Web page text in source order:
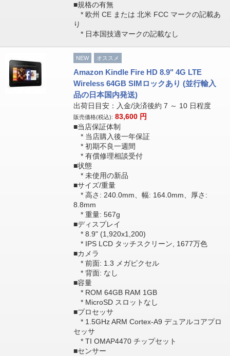
■規格の有無
* 欧州 CE または 北米 FCC マークの記載あ
り
* 日本国技適マークの記載なし
NEW オススメ
Amazon Kindle Fire HD 8.9" 4G LTE
Wireless 64GB SIMロックあり (並行輸入
品の日本国内発送)
出荷日目安：入金/決済後約 7 ～ 10 日程度
販売価格(税込): 83,600 円
■当店保証体制
* 当店購入後一年保証
* 初期不良一週間
* 有償修理相談受付
■状態
* 未使用の新品
■サイズ/重量
* 高さ: 240.0mm、幅: 164.0mm、厚さ:
8.8mm
* 重量: 567g
■ディスプレイ
* 8.9" (1,920x1,200)
* IPS LCD タッチスクリーン, 1677万色
■カメラ
* 前面: 1.3 メガピクセル
* 背面: なし
■容量
* ROM 64GB RAM 1GB
* MicroSD スロットなし
■プロセッサ
* 1.5GHz ARM Cortex-A9 デュアルコアプロ
セッサ
* TI OMAP4470 チップセット
■センサー